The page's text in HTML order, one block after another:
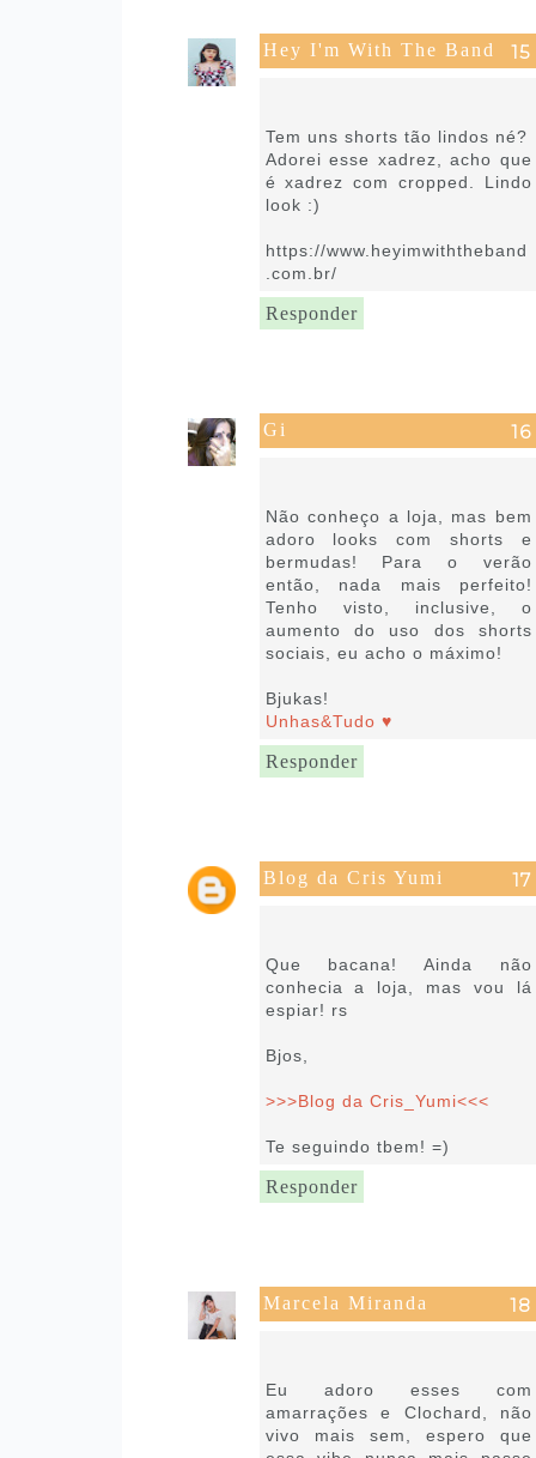
Hey I'm With The Band
Tem uns shorts tão lindos né?
Adorei esse xadrez, acho que
é xadrez com cropped. Lindo
look :)
https://www.heyimwiththeband
.com.br/
Responder
Gi
Não conheço a loja, mas bem
adoro looks com shorts e
bermudas! Para o verão
então, nada mais perfeito!
Tenho visto, inclusive, o
aumento do uso dos shorts
sociais, eu acho o máximo!
Bjukas!
Unhas&Tudo ♥
Responder
Blog da Cris Yumi
Que bacana! Ainda não
conhecia a loja, mas vou lá
espiar! rs
Bjos,
>>>Blog da Cris_Yumi<<<
Te seguindo tbem! =)
Responder
Marcela Miranda
Eu adoro esses com
amarrações e Clochard, não
vivo mais sem, espero que